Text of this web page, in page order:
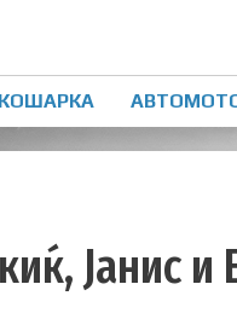
КОШАРКА
Јанис